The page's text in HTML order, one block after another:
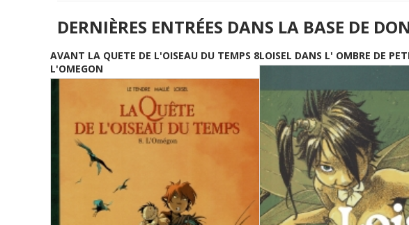
DERNIÈRES ENTRÉES DANS LA BASE DE
AVANT LA QUETE DE L'OISEAU DU TEMPS 8
L'OMEGON
LOISEL DANS L' OMBRE DE